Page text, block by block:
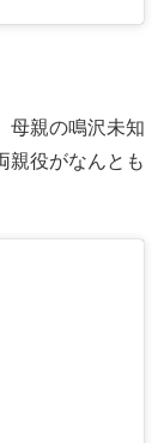
母親の鳴沢未知
親役がなんとも